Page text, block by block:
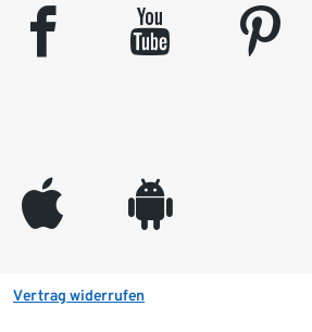
facebook youtube pinterest
appleinc android
Vertrag widerrufen